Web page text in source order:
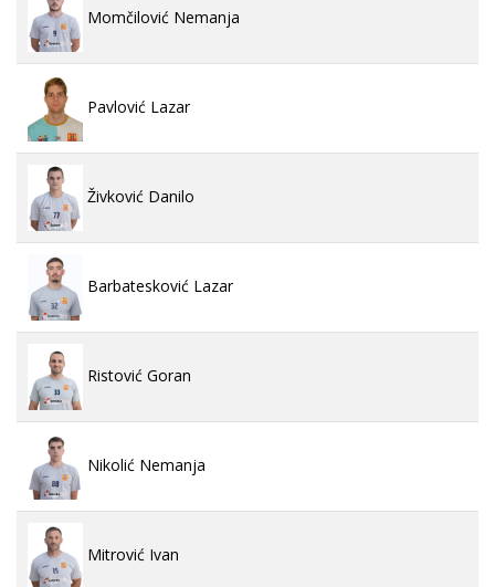
Momčilović Nemanja
Pavlović Lazar
Živković Danilo
Barbatesković Lazar
Ristović Goran
Nikolić Nemanja
Mitrović Ivan